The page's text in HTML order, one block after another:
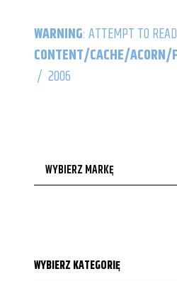
WARNING : ATTEMPT TO
CONTENT/CACHE/
/ 2006
WYBIERZ MARKĘ
WYBIERZ KATEGORIĘ